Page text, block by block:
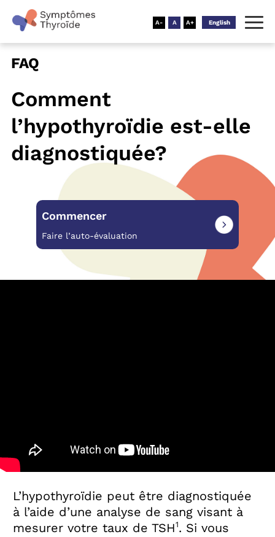
English
FAQ
Comment
l’hypothyroïdie est-elle
diagnostiquée?
Commencer
Faire l’auto-évaluation
L’hypothyroïdie peut être diagnostiquée
à l’aide d’une analyse de sang visant à
mesurer votre taux de TSH1. Si vous